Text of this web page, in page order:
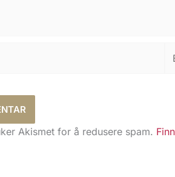
Akismet for å redusere spam.